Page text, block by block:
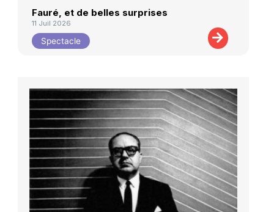
Fauré, et de belles surprises
11 Juil 2026
Spectacle